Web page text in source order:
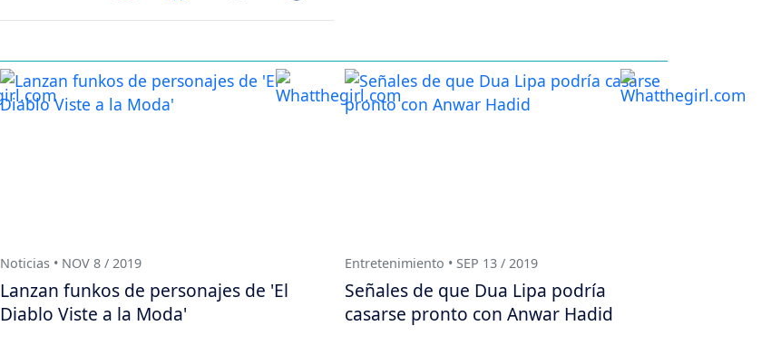
Noticias • NOV 8 / 2019
Lanzan funkos de personajes de 'El
Diablo Viste a la Moda'
Entretenimiento • SEP 13 / 2019
Señales de que Dua Lipa podría
casarse pronto con Anwar Hadid